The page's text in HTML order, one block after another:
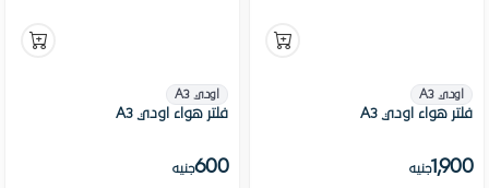
اودي A3
فلتر هواء اودي A3
1,900جنيه
اودي A3
فلتر هواء اودي A3
600جنيه